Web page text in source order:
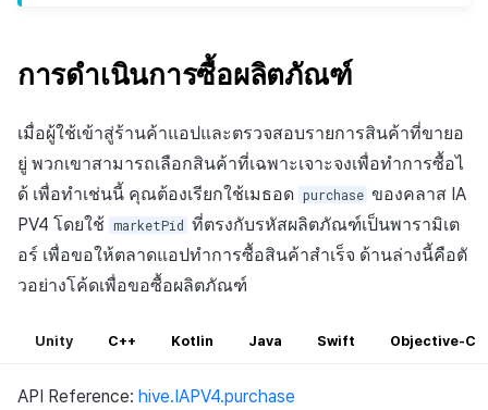
การดำเนินการซื้อผลิตภัณฑ์
เมื่อผู้ใช้เข้าสู่ร้านค้าแอปและตรวจสอบรายการสินค้าที่ขายอ
ยู่ พวกเขาสามารถเลือกสินค้าที่เฉพาะเจาะจงเพื่อทำการซื้อไ
ด้ เพื่อทำเช่นนี้ คุณต้องเรียกใช้เมธอด purchase ของคลาส IA
PV4 โดยใช้
marketPid ที่ตรงกับรหัสผลิตภัณฑ์เป็นพารามิเต
อร์ เพื่อขอให้ตลาดแอปทำการซื้อสินค้าสำเร็จ ด้านล่างนี้คือตั
วอย่างโค้ดเพื่อขอซื้อผลิตภัณฑ์
Unity C++ Kotlin Java Swift Objective-C
API Reference: hive.IAPV4.purchase